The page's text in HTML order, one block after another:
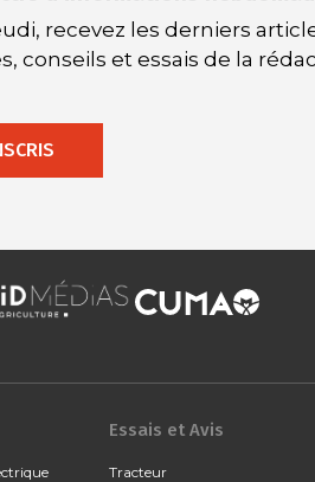
recevez les derniers
conseils et essais de la
Essais et Avis
Tracteur